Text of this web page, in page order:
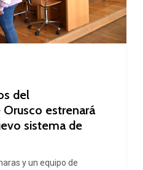
del
estrenará
sistema de
y un equipo de